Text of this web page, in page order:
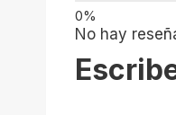
No hay